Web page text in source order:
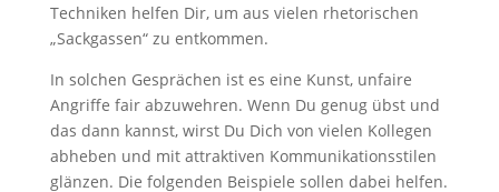
Techniken helfen Dir, um aus vielen rhetorischen
„Sackgassen“ zu entkommen.
In solchen Gesprächen ist es eine Kunst, unfaire
Angriffe fair abzuwehren. Wenn Du genug übst und
das dann kannst, wirst Du Dich von vielen Kollegen
abheben und mit attraktiven Kommunikationsstilen
glänzen. Die folgenden Beispiele sollen dabei helfen.